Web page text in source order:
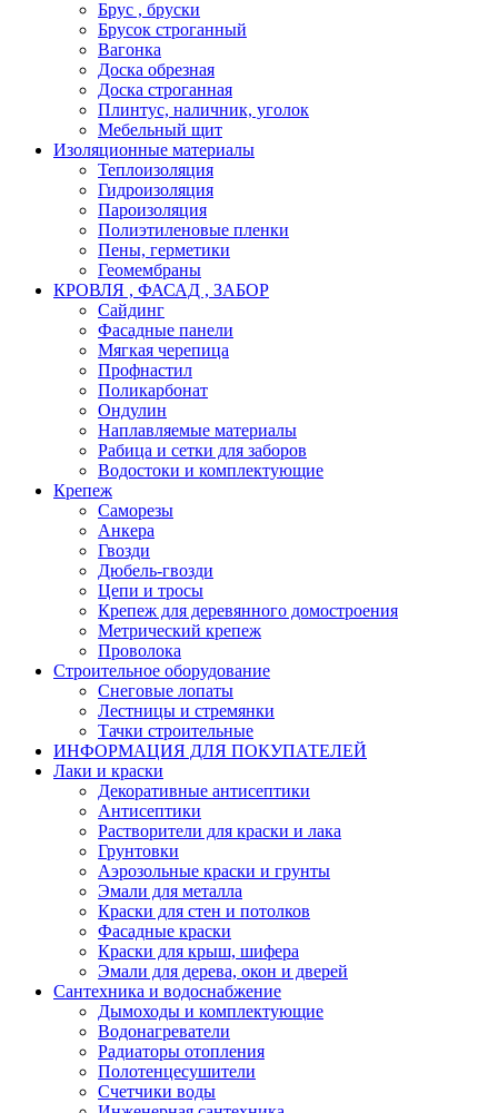
Брус , бруски
Брусок строганный
Вагонка
Доска обрезная
Доска строганная
Плинтус, наличник, уголок
Мебельный щит
Изоляционные материалы
Теплоизоляция
Гидроизоляция
Пароизоляция
Полиэтиленовые пленки
Пены, герметики
Геомембраны
КРОВЛЯ , ФАСАД , ЗАБОР
Сайдинг
Фасадные панели
Мягкая черепица
Профнастил
Поликарбонат
Ондулин
Наплавляемые материалы
Рабица и сетки для заборов
Водостоки и комплектующие
Крепеж
Саморезы
Анкера
Гвозди
Дюбель-гвозди
Цепи и тросы
Крепеж для деревянного домостроения
Метрический крепеж
Проволока
Строительное оборудование
Снеговые лопаты
Лестницы и стремянки
Тачки строительные
ИНФОРМАЦИЯ ДЛЯ ПОКУПАТЕЛЕЙ
Лаки и краски
Декоративные антисептики
Антисептики
Растворители для краски и лака
Грунтовки
Аэрозольные краски и грунты
Эмали для металла
Краски для стен и потолков
Фасадные краски
Краски для крыш, шифера
Эмали для дерева, окон и дверей
Сантехника и водоснабжение
Дымоходы и комплектующие
Водонагреватели
Радиаторы отопления
Полотенцесушители
Счетчики воды